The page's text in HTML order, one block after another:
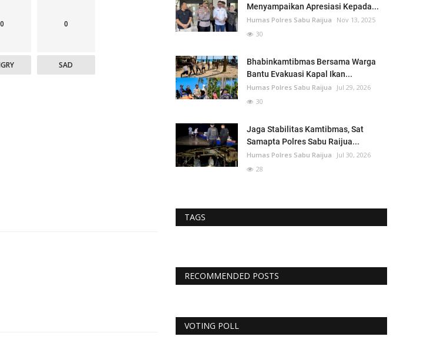
0 0
SAD
Menyampaikan Apresiasi Kepada...
Humas Polres Sabu Raijua
Nov 13, 2025
30
Bhabinkamtibmas Bersama Warga
Bantu Evakuasi Kapal Ikan...
Humas Polres Sabu Raijua
Jul 29, 2026
30
Jaga Stabilitas Kamtibmas, Sat
Samapta Polres Sabu Raijua...
Humas Polres Sabu Raijua
Jul 30, 2026
28
TAGS
RECOMMENDED POSTS
VOTING POLL